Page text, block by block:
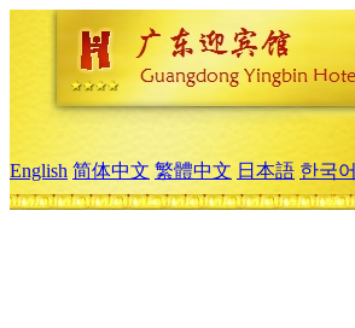
English 简体中文 繁體中文 日本語 한국어